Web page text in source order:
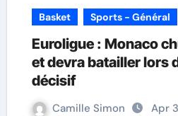
Basket Sports - Général
Euroligue : Monaco
et devra batailler lors
décisif
Camille Simon Apr